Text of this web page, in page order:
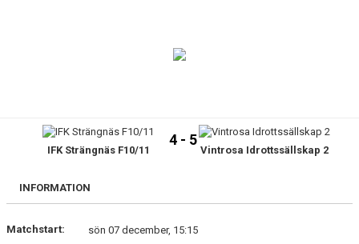
TRUPPEN
BILDGALLERI
IFK Strängnäs F10/11
4 - 5
Vintrosa Idrottssällskap 2
INFORMATION
Matchstart:
sön 07 december, 15:15